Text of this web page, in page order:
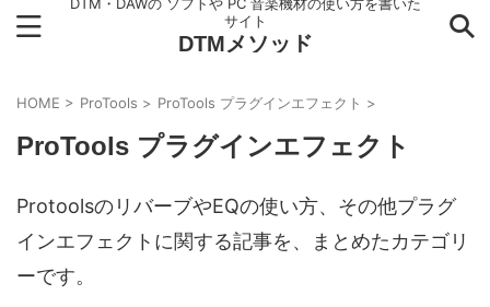
サイト
DTMメソッド
HOME > ProTools > ProTools プラグインエフェクト >
ProTools プラグインエフェクト
ProtoolsのリバーブやEQの使い方、その他プラグ
インエフェクトに関する記事を、まとめたカテゴリ
ーです。